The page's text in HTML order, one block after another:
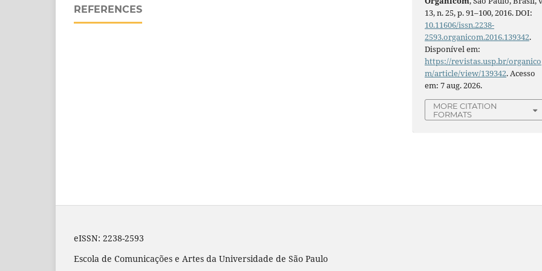
REFERENCES
13, n. 25, p. 91–100, 2016. DOI:
10.11606/issn.2238-
2593.organicom.2016.139342.
Disponível em:
https://revistas.usp.br/organico
m/article/view/139342. Acesso
em: 7 aug. 2026.
MORE CITATION
FORMATS
eISSN: 2238-2593
Escola de Comunicações e Artes da Universidade de São Paulo